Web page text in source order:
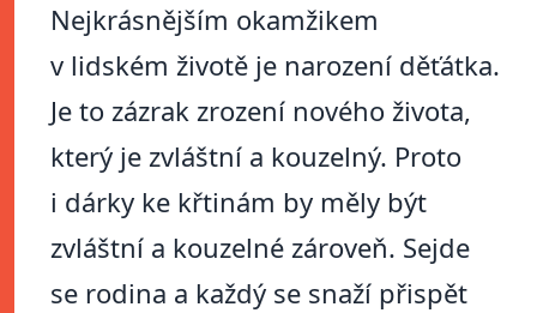
Nejkrásnějším okamžikem
v lidském životě je narození děťátka.
Je to zázrak zrození nového života,
který je zvláštní a kouzelný. Proto
i dárky ke křtinám by měly být
zvláštní a kouzelné zároveň. Sejde
se rodina a každý se snaží přispět